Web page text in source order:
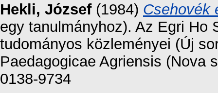
Hekli, József(1984) Csehovék
egy tanulmányhoz). Az Egri Ho
tudományos közleményei (Új
Paedagogicae Agriensis (Nova
0138-9734